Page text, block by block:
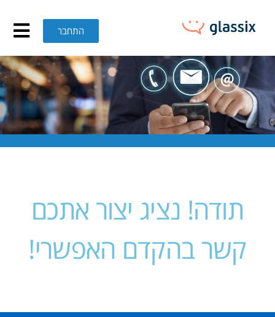
התחבר
תודה! נציג יצור אתכם
קשר בהקדם האפשרי!